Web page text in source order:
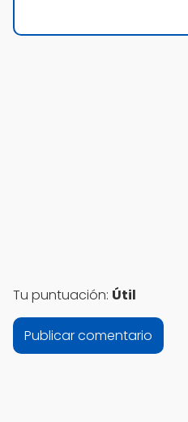
Tu puntuación: Útil